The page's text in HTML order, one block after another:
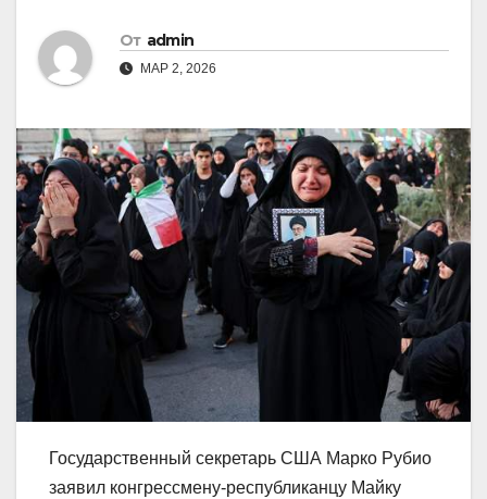
От admin
МАР 2, 2026
Государственный секретарь США Марко Рубио
заявил конгрессмену-республиканцу Майку